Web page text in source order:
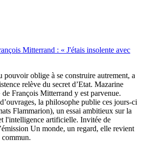
Mitterrand : « J'étais insolente avec
pouvoir oblige à se construire autrement, a
relève du secret d’Etat. Mazarine
François Mitterrand y est parvenue.
la philosophe publie ces jours-ci
Flammarion), un essai ambitieux sur la
l'intelligence artificielle. Invitée de
Un monde, un regard, elle revient
commun.